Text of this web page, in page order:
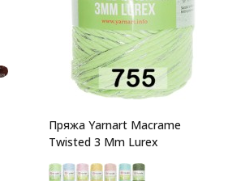
Пряжа Yarnart Macrame
Twisted 3 Mm Lurex